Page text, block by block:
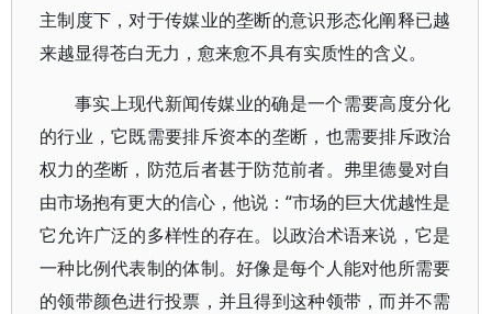
主制度下，对于传媒业的垄断的意识形态化阐释已越
来越显得苍白无力，愈来愈不具有实质性的含义。
事实上现代新闻传媒业的确是一个需要高度分化
的行业，它既需要排斥资本的垄断，也需要排斥政治
权力的垄断，防范后者甚于防范前者。弗里德曼对自
由市场抱有更大的信心，他说：“市场的巨大优越性是
它允许广泛的多样性的存在。以政治术语来说，它是
一种比例代表制的体制。好像是每个人能对他所需要
的领带颜色进行投票，并且得到这种领带，而并不需